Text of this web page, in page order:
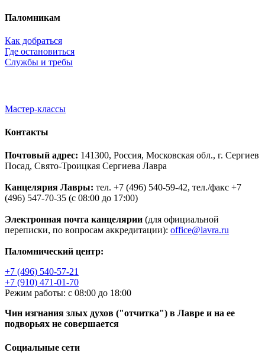
Паломникам
Как добраться
Где остановиться
Службы и требы
Мастер-классы
Контакты
Почтовый адрес: 141300, Россия, Московская обл., г. Сергиев
Посад, Свято-Троицкая Сергиева Лавра
Канцелярия Лавры: тел. +7 (496) 540-59-42, тел./факс +7
(496) 547-70-35 (с 08:00 до 17:00)
Электронная почта канцелярии (для официальной
переписки, по вопросам аккредитации): office@lavra.ru
Паломнический центр:
+7 (496) 540-57-21
+7 (910) 471-01-70
Режим работы: с 08:00 до 18:00
Чин изгнания злых духов ("отчитка") в Лавре и на ее
подворьях не совершается
Социальные сети